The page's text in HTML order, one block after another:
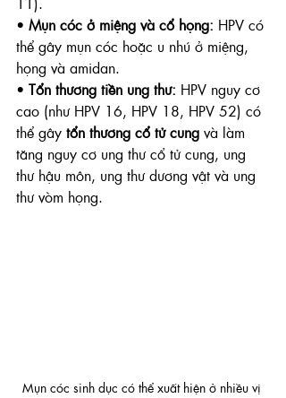
• Mụn cóc ở miệng và cổ họng: HPV có
thể gây mụn cóc hoặc u nhú ở miệng,
họng và amidan.
• Tổn thương tiền ung thư: HPV nguy cơ
cao (như HPV 16, HPV 18, HPV 52) có
thể gây tổn thương cổ tử cung và làm
tăng nguy cơ ung thư cổ tử cung, ung
thư hậu môn, ung thư dương vật và ung
thư vòm họng.
Mụn cóc sinh dục có thể xuất hiện ở nhiều vị